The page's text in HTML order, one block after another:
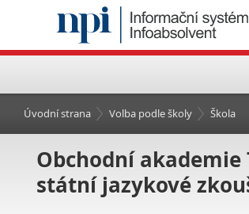
Úvodní strana Volba podle školy Škola
Obchodní akademie
státní jazykové